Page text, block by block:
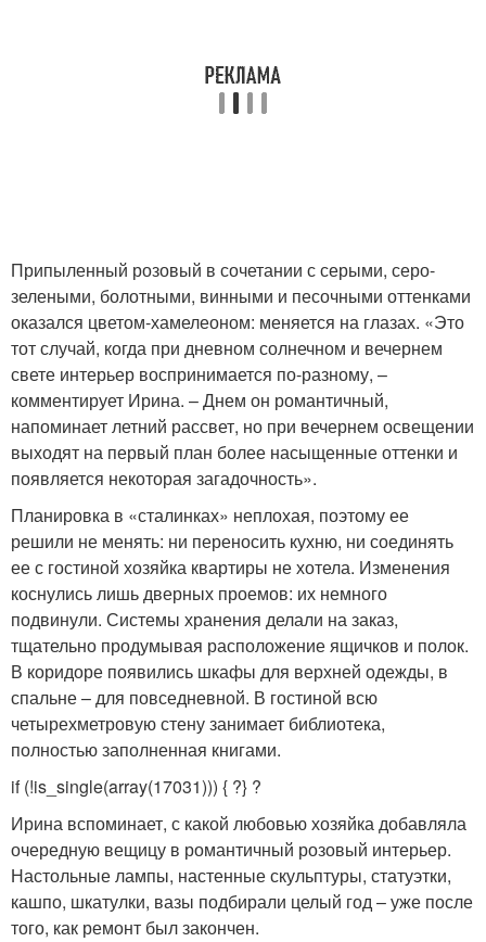
Припыленный розовый в сочетании с серыми, серо-
зелеными, болотными, винными и песочными оттенками
оказался цветом-хамелеоном: меняется на глазах. «Это
тот случай, когда при дневном солнечном и вечернем
свете интерьер воспринимается по-разному, –
комментирует Ирина. – Днем он романтичный,
напоминает летний рассвет, но при вечернем освещении
выходят на первый план более насыщенные оттенки и
появляется некоторая загадочность».
Планировка в «сталинках» неплохая, поэтому ее
решили не менять: ни переносить кухню, ни соединять
ее с гостиной хозяйка квартиры не хотела. Изменения
коснулись лишь дверных проемов: их немного
подвинули. Системы хранения делали на заказ,
тщательно продумывая расположение ящичков и полок.
В коридоре появились шкафы для верхней одежды, в
спальне – для повседневной. В гостиной всю
четырехметровую стену занимает библиотека,
полностью заполненная книгами.
if (!is_single(array(17031))) { ?} ?
Ирина вспоминает, с какой любовью хозяйка добавляла
очередную вещицу в романтичный розовый интерьер.
Настольные лампы, настенные скульптуры, статуэтки,
кашпо, шкатулки, вазы подбирали целый год – уже после
того, как ремонт был закончен.